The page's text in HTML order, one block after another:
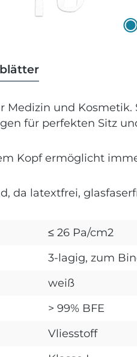
Medizin und Kosmetik.
für perfekten Sitz
Kopf ermöglicht
da latextfrei,
≤ 26 Pa/cm2
3-lagig, zum
weiß
> 99% BFE
Vliesstoff